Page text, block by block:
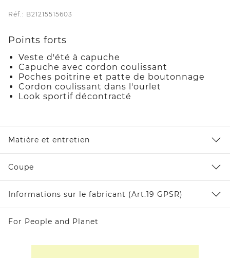
Réf.: B21215515603
Points forts
Veste d'été à capuche
Capuche avec cordon coulissant
Poches poitrine et patte de boutonnage
Cordon coulissant dans l'ourlet
Look sportif décontracté
Matière et entretien
Coupe
Informations sur le fabricant (Art.19 GPSR)
For People and Planet